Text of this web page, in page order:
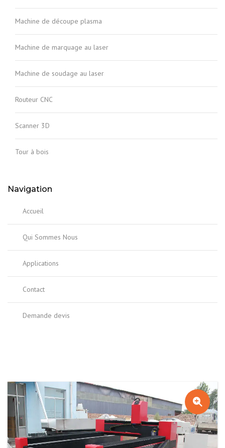
Machine de découpe plasma
Machine de marquage au laser
Machine de soudage au laser
Routeur CNC
Scanner 3D
Tour à bois
Navigation
Accueil
Qui Sommes Nous
Applications
Contact
Demande devis